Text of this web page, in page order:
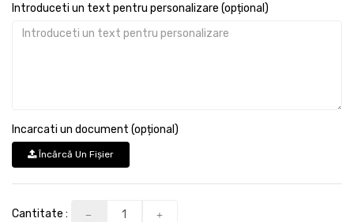
Introduceti un text pentru personalizare (opțional)
Incarcati un document (opțional)
Încărcă Un Fişier
Cantitate :